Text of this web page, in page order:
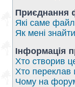
Приєднання
Які саме
Як мені
Інформація
Хто створив
Хто переклав
Чому на